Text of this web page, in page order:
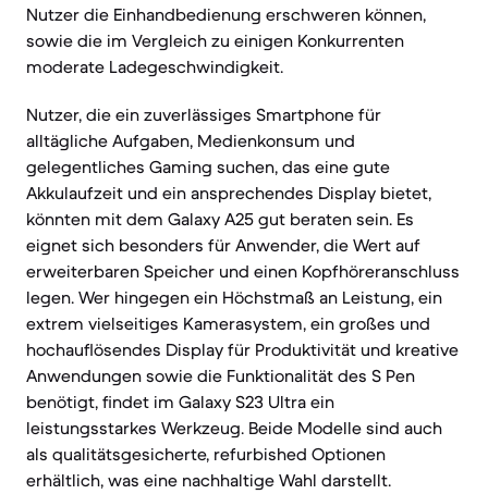
Nutzer die Einhandbedienung erschweren können,
sowie die im Vergleich zu einigen Konkurrenten
moderate Ladegeschwindigkeit.
Nutzer, die ein zuverlässiges Smartphone für
alltägliche Aufgaben, Medienkonsum und
gelegentliches Gaming suchen, das eine gute
Akkulaufzeit und ein ansprechendes Display bietet,
könnten mit dem Galaxy A25 gut beraten sein. Es
eignet sich besonders für Anwender, die Wert auf
erweiterbaren Speicher und einen Kopfhöreranschluss
legen. Wer hingegen ein Höchstmaß an Leistung, ein
extrem vielseitiges Kamerasystem, ein großes und
hochauflösendes Display für Produktivität und kreative
Anwendungen sowie die Funktionalität des S Pen
benötigt, findet im Galaxy S23 Ultra ein
leistungsstarkes Werkzeug. Beide Modelle sind auch
als qualitätsgesicherte, refurbished Optionen
erhältlich, was eine nachhaltige Wahl darstellt.